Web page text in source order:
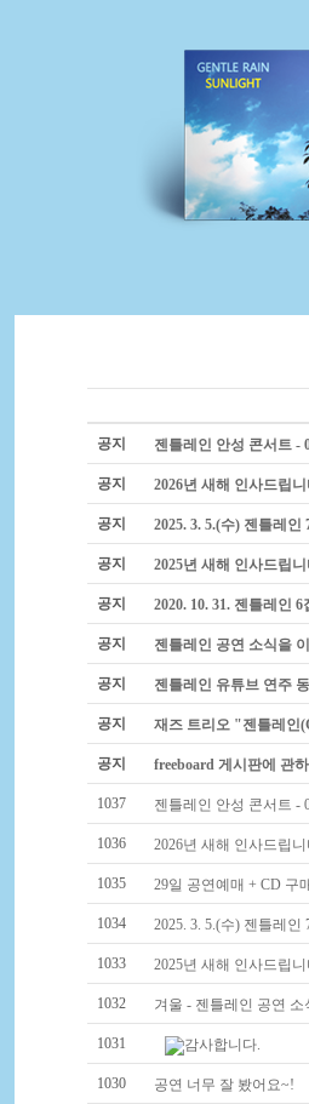
공지 젠틀레인 안성 콘서트 -
공지 2026년 새해 인사드립
공지 2025. 3. 5.(수) 젠틀레
공지 2025년 새해 인사드립
공지 2020. 10. 31. 젠틀레인
공지 젠틀레인 공연 소식을
공지 젠틀레인 유튜브 연주
공지 재즈 트리오 "젠틀레인
공지 freeboard 게시판에 관
1037 젠틀레인 안성 콘서트 -
1036 2026년 새해 인사드립
1035 29일 공연예매 + CD 구
1034 2025. 3. 5.(수) 젠틀레인
1033 2025년 새해 인사드립
1032 겨울 - 젠틀레인 공연 소
1031 감사합니다.
1030 공연 너무 잘 봤어요~!